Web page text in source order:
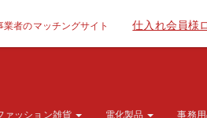
者のマッチングサイト 仕入れ会員様
ァッション雑貨 電化製品 事務